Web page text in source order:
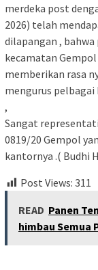
merdeka post
2026) telah
dilapangan ,
kecamatan
memberikan rasa
mengurus
,
Sangat
0819/20 Gempol
kantornya .( Budhi
Post Views: 311
READ Panen
himbau Semua